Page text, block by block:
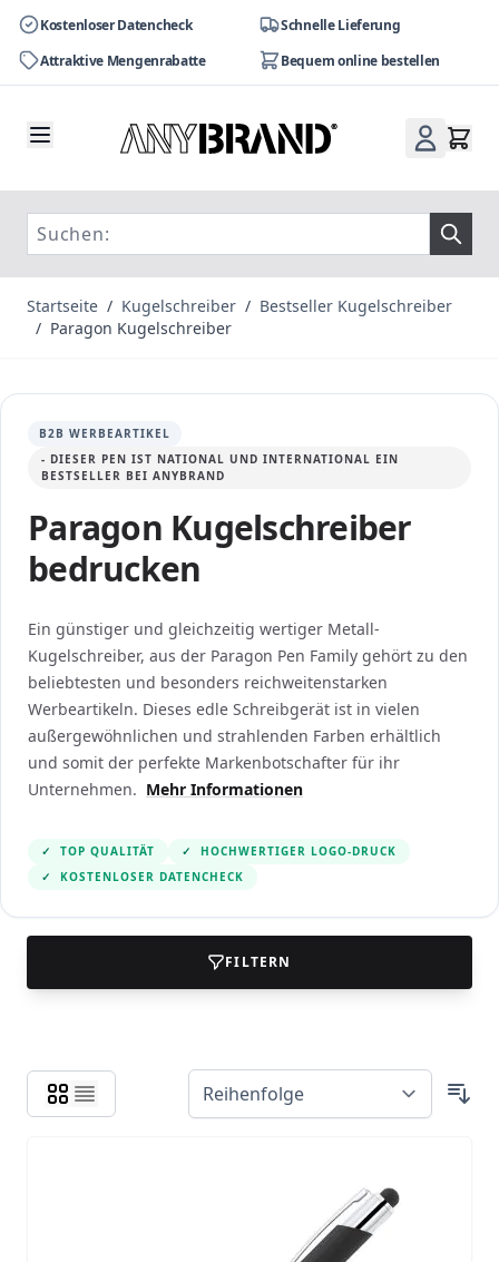
Kostenloser Datencheck
Schnelle Lieferung
Attraktive Mengenrabatte
Bequem online bestellen
Startseite / Kugelschreiber / Bestseller Kugelschreiber
/ Paragon Kugelschreiber
B2B WERBEARTIKEL
- DIESER PEN IST NATIONAL UND INTERNATIONAL EIN
BESTSELLER BEI ANYBRAND
Paragon Kugelschreiber
bedrucken
Ein günstiger und gleichzeitig wertiger Metall-
Kugelschreiber, aus der Paragon Pen Family gehört zu den
beliebtesten und besonders reichweitenstarken
Werbeartikeln. Dieses edle Schreibgerät ist in vielen
außergewöhnlichen und strahlenden Farben erhältlich
und somit der perfekte Markenbotschafter für ihr
Unternehmen. Mehr Informationen
✓ TOP QUALITÄT ✓
HOCHWERTIGER LOGO-DRUCK
✓
KOSTENLOSER DATENCHECK
FILTERN